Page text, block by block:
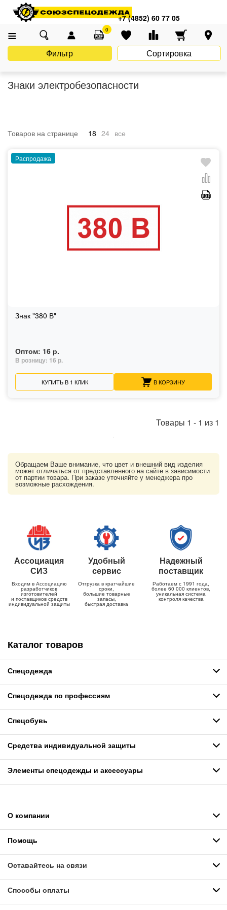
+7 (4852) 60 77 05
0
Главная Каталог Знаки безопасности Знаки электробезопасности
Знаки электробезопасности
Фильтр Сортировка
Товаров на странице 18 24 все
Распродажа
Знак "380 В"
Оптом: 16 р.
В розницу: 16 р.
КУПИТЬ В 1 КЛИК В КОРЗИНУ
Товары 1 - 1 из 1
Обращаем Ваше внимание, что цвет и внешний вид изделия
может отличаться от представленного на сайте в зависимости
от партии товара. При заказе уточняйте у менеджера про
возможные расхождения.
Ассоциация
СИЗ
Входим в Ассоциацию
разработчиков
изготовителей
и поставщиков средств
индивидуальной защиты
Удобный
сервис
Отгрузка в кратчайшие
сроки,
большие товарные
запасы,
быстрая доставка
Надежный
поставщик
Работаем с 1991 года,
более 60 000 клиентов,
уникальная система
контроля качества
Каталог товаров
Спецодежда
Спецодежда по профессиям
Спецобувь
Средства индивидуальной защиты
Элементы спецодежды и аксессуары
О компании
Помощь
Оставайтесь на связи
Способы оплаты